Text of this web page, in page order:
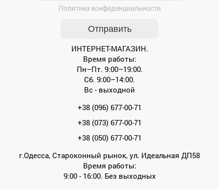
Политика конфеденциальности
ИНТЕРНЕТ-МАГАЗИН.
Время работы:
Пн–Пт. 9:00–19:00.
Сб. 9:00–14:00.
Вс - выходной
+38 (096) 677-00-71
+38 (073) 677-00-71
+38 (050) 677-00-71
г.Одесса, Староконный рынок, ул. Идеальная ДП58
Время работы:
9:00 - 16:00. Без выходных